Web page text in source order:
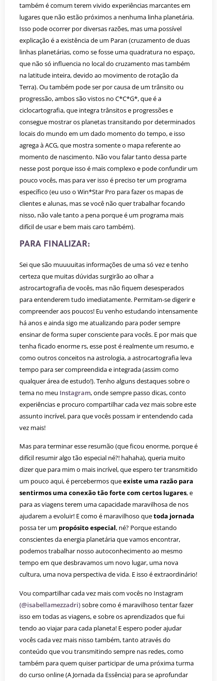
também é comum terem vivido experiências marcantes em
lugares que não estão próximos a nenhuma linha planetária.
Isso pode ocorrer por diversas razões, mas uma possível
explicação é a existência de um Paran (cruzamento de duas
linhas planetárias, como se fosse uma quadratura no espaço,
que não só influencia no local do cruzamento mas também
na latitude inteira, devido ao movimento de rotação da
Terra). Ou também pode ser por causa de um trânsito ou
progressão, ambos são vistos no C*C*G*, que é a
ciclocartografia, que integra trânsitos e progressões e
consegue mostrar os planetas transitando por determinados
locais do mundo em um dado momento do tempo, e isso
agrega à ACG, que mostra somente o mapa referente ao
momento de nascimento. Não vou falar tanto dessa parte
nesse post porque isso é mais complexo e pode confundir um
pouco vocês, mas para ver isso é preciso ter um programa
específico (eu uso o Win*Star Pro para fazer os mapas de
clientes e alunas, mas se você não quer trabalhar focando
nisso, não vale tanto a pena porque é um programa mais
difícil de usar e bem mais caro também).
PARA FINALIZAR:
Sei que são muuuuitas informações de uma só vez e tenho
certeza que muitas dúvidas surgirão ao olhar a
astrocartografia de vocês, mas não fiquem desesperados
para entenderem tudo imediatamente. Permitam-se digerir e
compreender aos poucos! Eu venho estudando intensamente
há anos e ainda sigo me atualizando para poder sempre
ensinar de forma super consciente para vocês. E por mais que
tenha ficado enorme rs, esse post é realmente um resumo, e
como outros conceitos na astrologia, a astrocartografia leva
tempo para ser compreendida e integrada (assim como
qualquer área de estudo!). Tenho alguns destaques sobre o
tema no meu Instagram, onde sempre passo dicas, conto
experiências e procuro compartilhar cada vez mais sobre este
assunto incrível, para que vocês possam ir entendendo cada
vez mais!
Mas para terminar esse resumão (que ficou enorme, porque é
difícil resumir algo tão especial né?! hahaha), queria muito
dizer que para mim o mais incrível, que espero ter transmitido
um pouco aqui, é percebermos queexiste uma razão para
sentirmos uma conexão tão forte com certos lugares, e
para as viagens terem uma capacidade maravilhosa de nos
ajudarem a evoluir! E como é maravilhoso quetoda jornada
possa ter um propósito especial, né? Porque estando
conscientes da energia planetária que vamos encontrar,
podemos trabalhar nosso autoconhecimento ao mesmo
tempo em que desbravamos um novo lugar, uma nova
cultura, uma nova perspectiva de vida. E isso é extraordinário!
Vou compartilhar cada vez mais com vocês no Instagram
(@isabellamezzadri)sobre como é maravilhoso tentar fazer
isso em todas as viagens, e sobre os aprendizados que fui
tendo ao viajar para cada planeta! E espero poder ajudar
vocês cada vez mais nisso também, tanto através do
conteúdo que vou transmitindo sempre nas redes, como
também para quem quiser participar de uma próxima turma
do curso online (A Jornada da Essência) para se aprofundar